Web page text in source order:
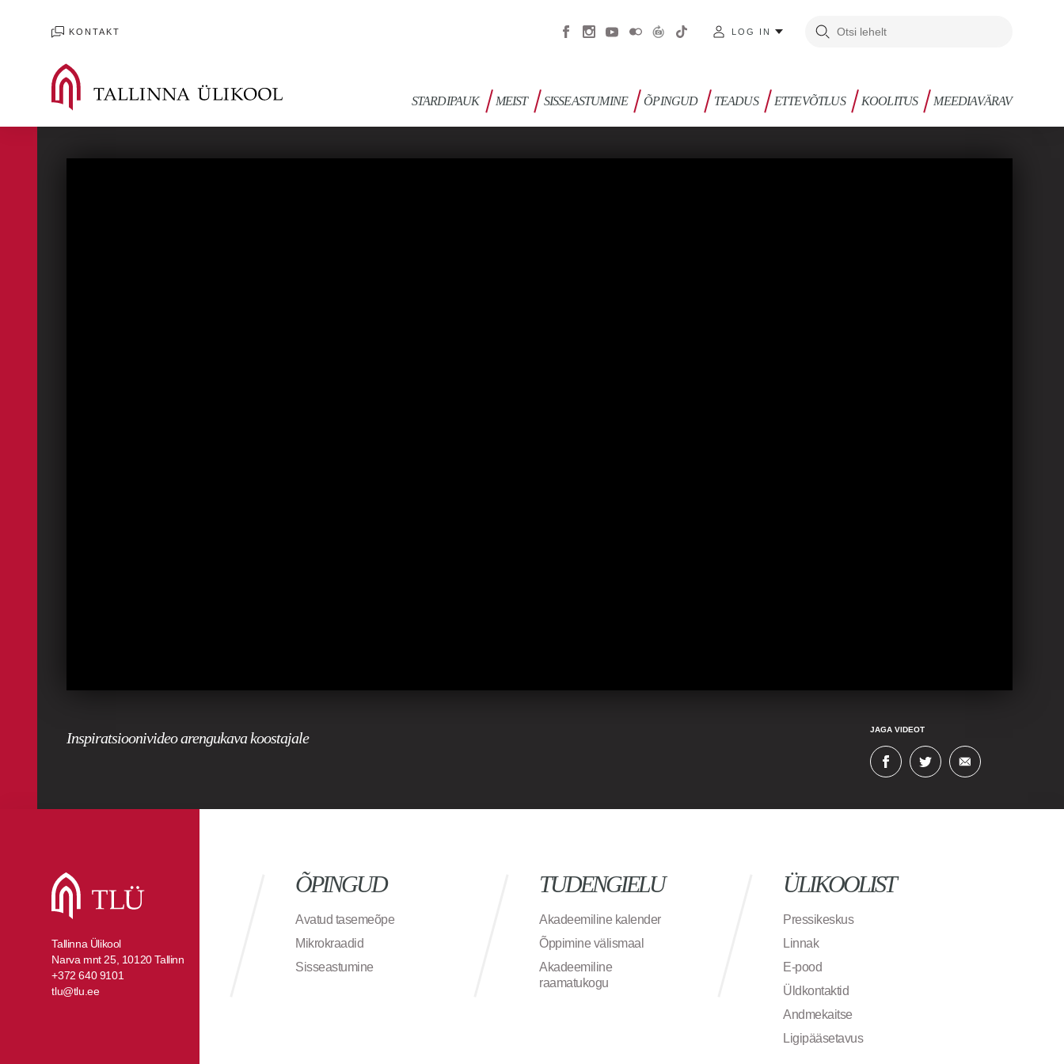
KONTAKT LOG IN
STARDIPAUK MEIST SISSEASTUMINE ÕPINGUD TEADUS ETTEVÕTLUS KOOLITUS MEEDIAVÄRAV
Inspiratsioonivideo arengukava koostajale JAGA VIDEOT
Tallinna Ülikool
Narva mnt 25, 10120 Tallinn
+372 640 9101
tlu@tlu.ee
ÕPINGUD
Avatud tasemeõpe
Mikrokraadid
Sisseastumine
TUDENGIELU
Akadeemiline kalender
Õppimine välismaal
Akadeemiline
raamatukogu
ÜLIKOOLIST
Pressikeskus
Linnak
E-pood
Üldkontaktid
Andmekaitse
Ligipääsetavus